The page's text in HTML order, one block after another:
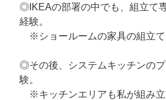
◎IKEAの部署の中でも、組立て
経験。
※ショールームの家具の組立て
◎その後、システムキッチンの
験。
※キッチンエリアも私が組み立